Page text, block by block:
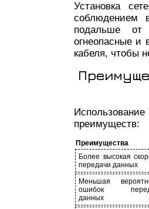
Установка
соблюдением
подальше от
огнеопасные и
кабеля, чтобы
преимуществ:
Преимущества
Более высокая
передачи данных
Меньшая
ошибок
данных